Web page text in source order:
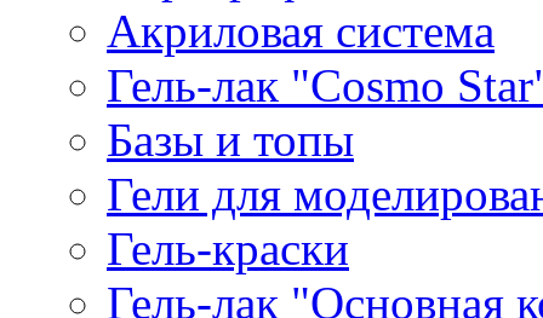
Акриловая система
Гель-лак "Cosmo
Базы и топы
Гели для
Гель-краски
Гель-лак "Основная